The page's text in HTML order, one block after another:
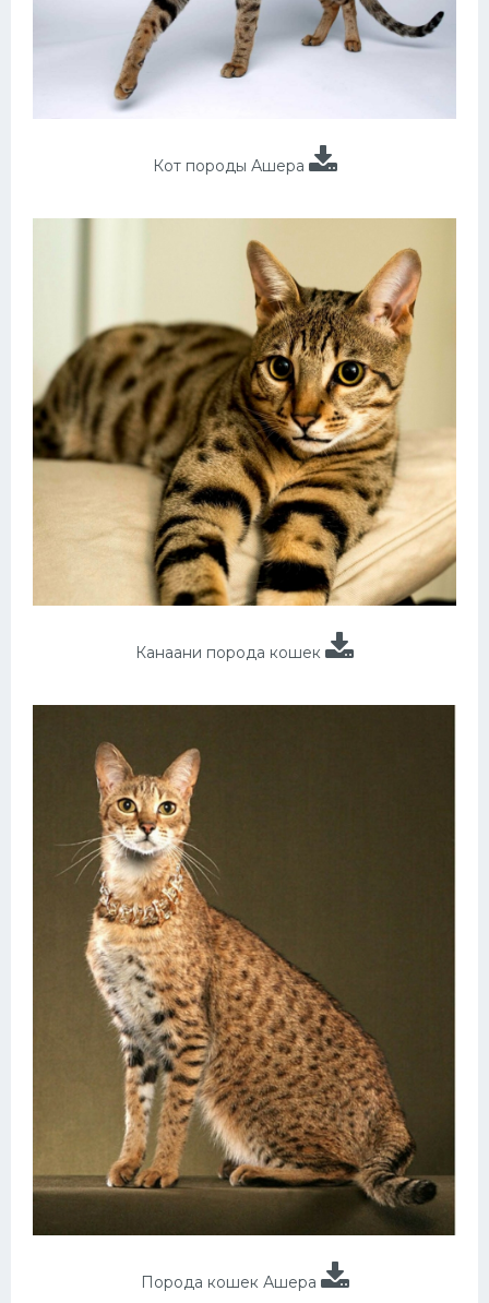
Кот породы Ашера
Канаани порода кошек
Порода кошек Ашера